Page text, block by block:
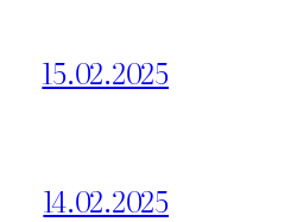
15.02.2025
14.02.2025